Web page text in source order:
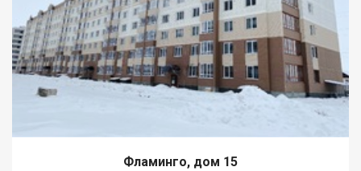
Фламинго, дом 15